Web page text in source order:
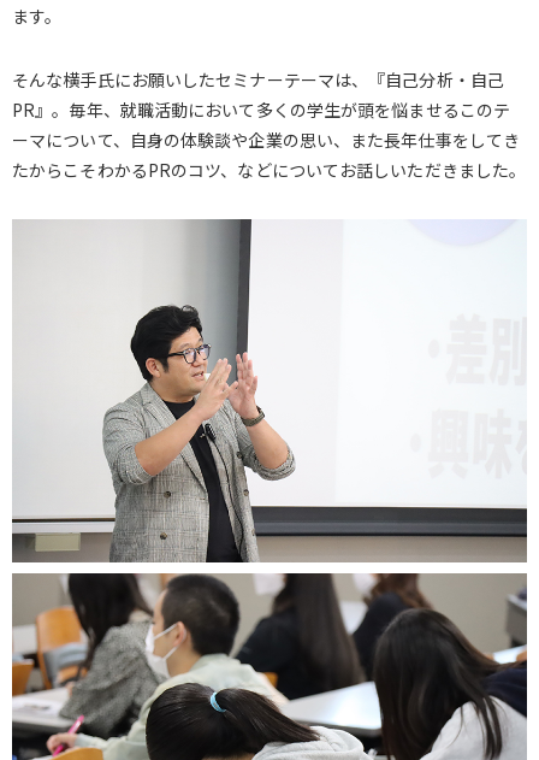
ます。
そんな横手氏にお願いしたセミナーテーマは、『自己分析・自己
PR』。毎年、就職活動において多くの学生が頭を悩ませるこのテ
ーマについて、自身の体験談や企業の思い、また長年仕事をしてき
たからこそわかるPRのコツ、などについてお話しいただきました。